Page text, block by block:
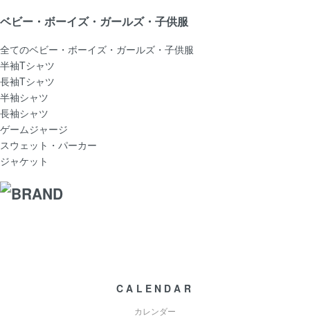
ベビー・ボーイズ・ガールズ・子供服
全てのベビー・ボーイズ・ガールズ・子供服
半袖Tシャツ
長袖Tシャツ
半袖シャツ
長袖シャツ
ゲームジャージ
スウェット・パーカー
ジャケット
CALENDAR
カレンダー